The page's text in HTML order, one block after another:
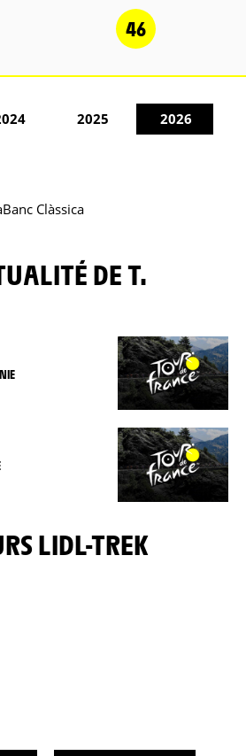
46
2025 2026
Clàssica
LIDL-TREK